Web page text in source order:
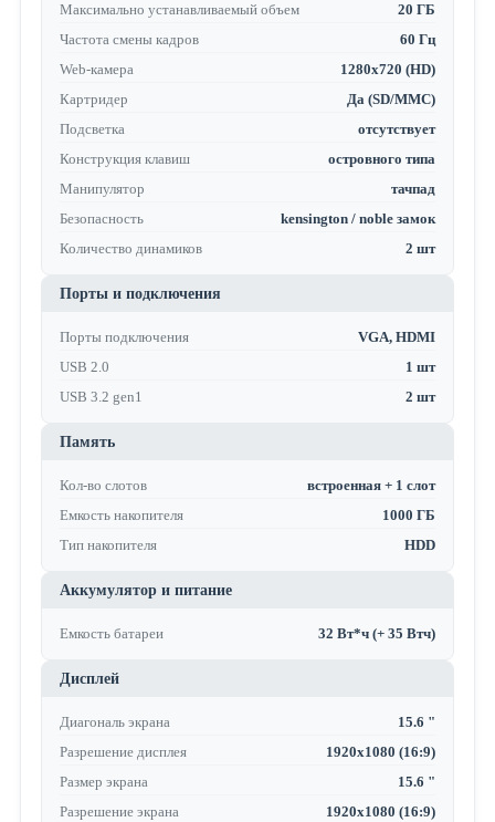
Максимально устанавливаемый объем
20 ГБ
Частота смены кадров
60 Гц
Web-камера
1280x720 (HD)
Картридер
Да (SD/MMC)
Подсветка
отсутствует
Конструкция клавиш
островного типа
Манипулятор
тачпад
Безопасность
kensington / noble замок
Количество динамиков
2 шт
Порты и подключения
Порты подключения
VGA, HDMI
USB 2.0
1 шт
USB 3.2 gen1
2 шт
Память
Кол-во слотов
встроенная + 1 слот
Емкость накопителя
1000 ГБ
Тип накопителя
HDD
Аккумулятор и питание
Емкость батареи 32 Вт*ч (+ 35 Втч)
Дисплей
Диагональ экрана
15.6 "
Разрешение дисплея
1920x1080 (16:9)
Размер экрана
15.6 "
Разрешение экрана
1920x1080 (16:9)